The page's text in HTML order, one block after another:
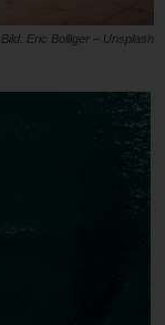
Eric Bolliger – Unsplash